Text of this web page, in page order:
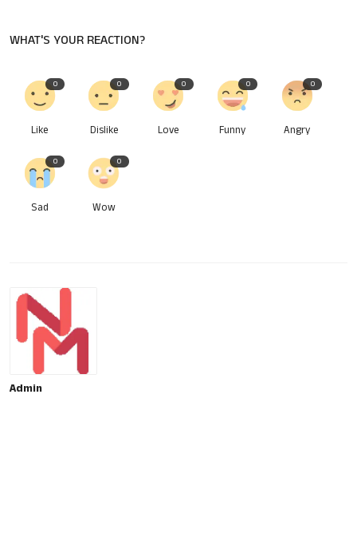
WHAT'S YOUR REACTION?
0
Like
0
Dislike
0
Love
0
Funny
0
Angry
0
Sad
0
Wow
Admin